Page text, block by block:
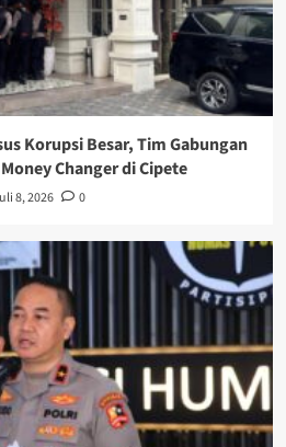
Korupsi Besar, Tim Gabungan
Changer di Cipete
8, 2026 0